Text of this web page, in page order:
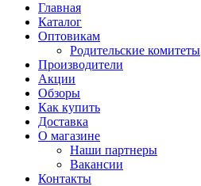
Главная
Каталог
Оптовикам
Родительские комитеты
Производители
Акции
Обзоры
Как купить
Доставка
О магазине
Наши партнеры
Вакансии
Контакты